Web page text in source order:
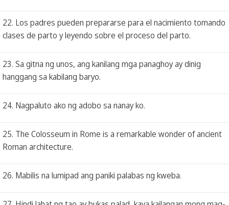
22. Los padres pueden prepararse para el nacimiento tomando
clases de parto y leyendo sobre el proceso del parto.
23. Sa gitna ng unos, ang kanilang mga panaghoy ay dinig
hanggang sa kabilang baryo.
24. Nagpaluto ako ng adobo sa nanay ko.
25. The Colosseum in Rome is a remarkable wonder of ancient
Roman architecture.
26. Mabilis na lumipad ang paniki palabas ng kweba.